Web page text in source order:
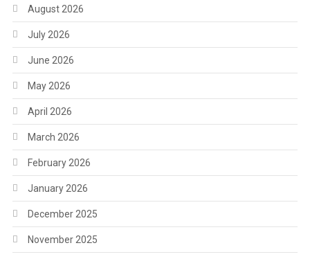
August 2026
July 2026
June 2026
May 2026
April 2026
March 2026
February 2026
January 2026
December 2025
November 2025